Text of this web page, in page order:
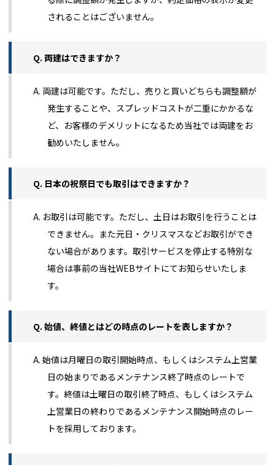
されることはございません。
Q. 両建はできますか？
A. 両建は可能です。ただし、売りと買いどちらも調整額が
発生することや、スプレッドコストが二重にかかるな
ど、お客様のデメリットになるため当社では両建をお
勧めいたしません。
Q. 日本の祝祭日でも取引はできますか？
A. お取引は可能です。ただし、土日はお取引を行うことは
できません。また元日・クリスマスなどお取引ができ
ない場合があります。取引サービスを停止する特別な
場合は事前の当社WEBサイトにてお知らせいたしま
す。
Q. 始値、終値とはどの時点のレートを表しますか？
A. 始値は月曜日の取引開始時点、もしくはシステム上営業
日の始まりであるメンテナンス終了時点のレートで
す。終値は土曜日の取引終了時点、もしくはシステム
上営業日の終わりであるメンテナンス開始時点のレー
トを採用しております。